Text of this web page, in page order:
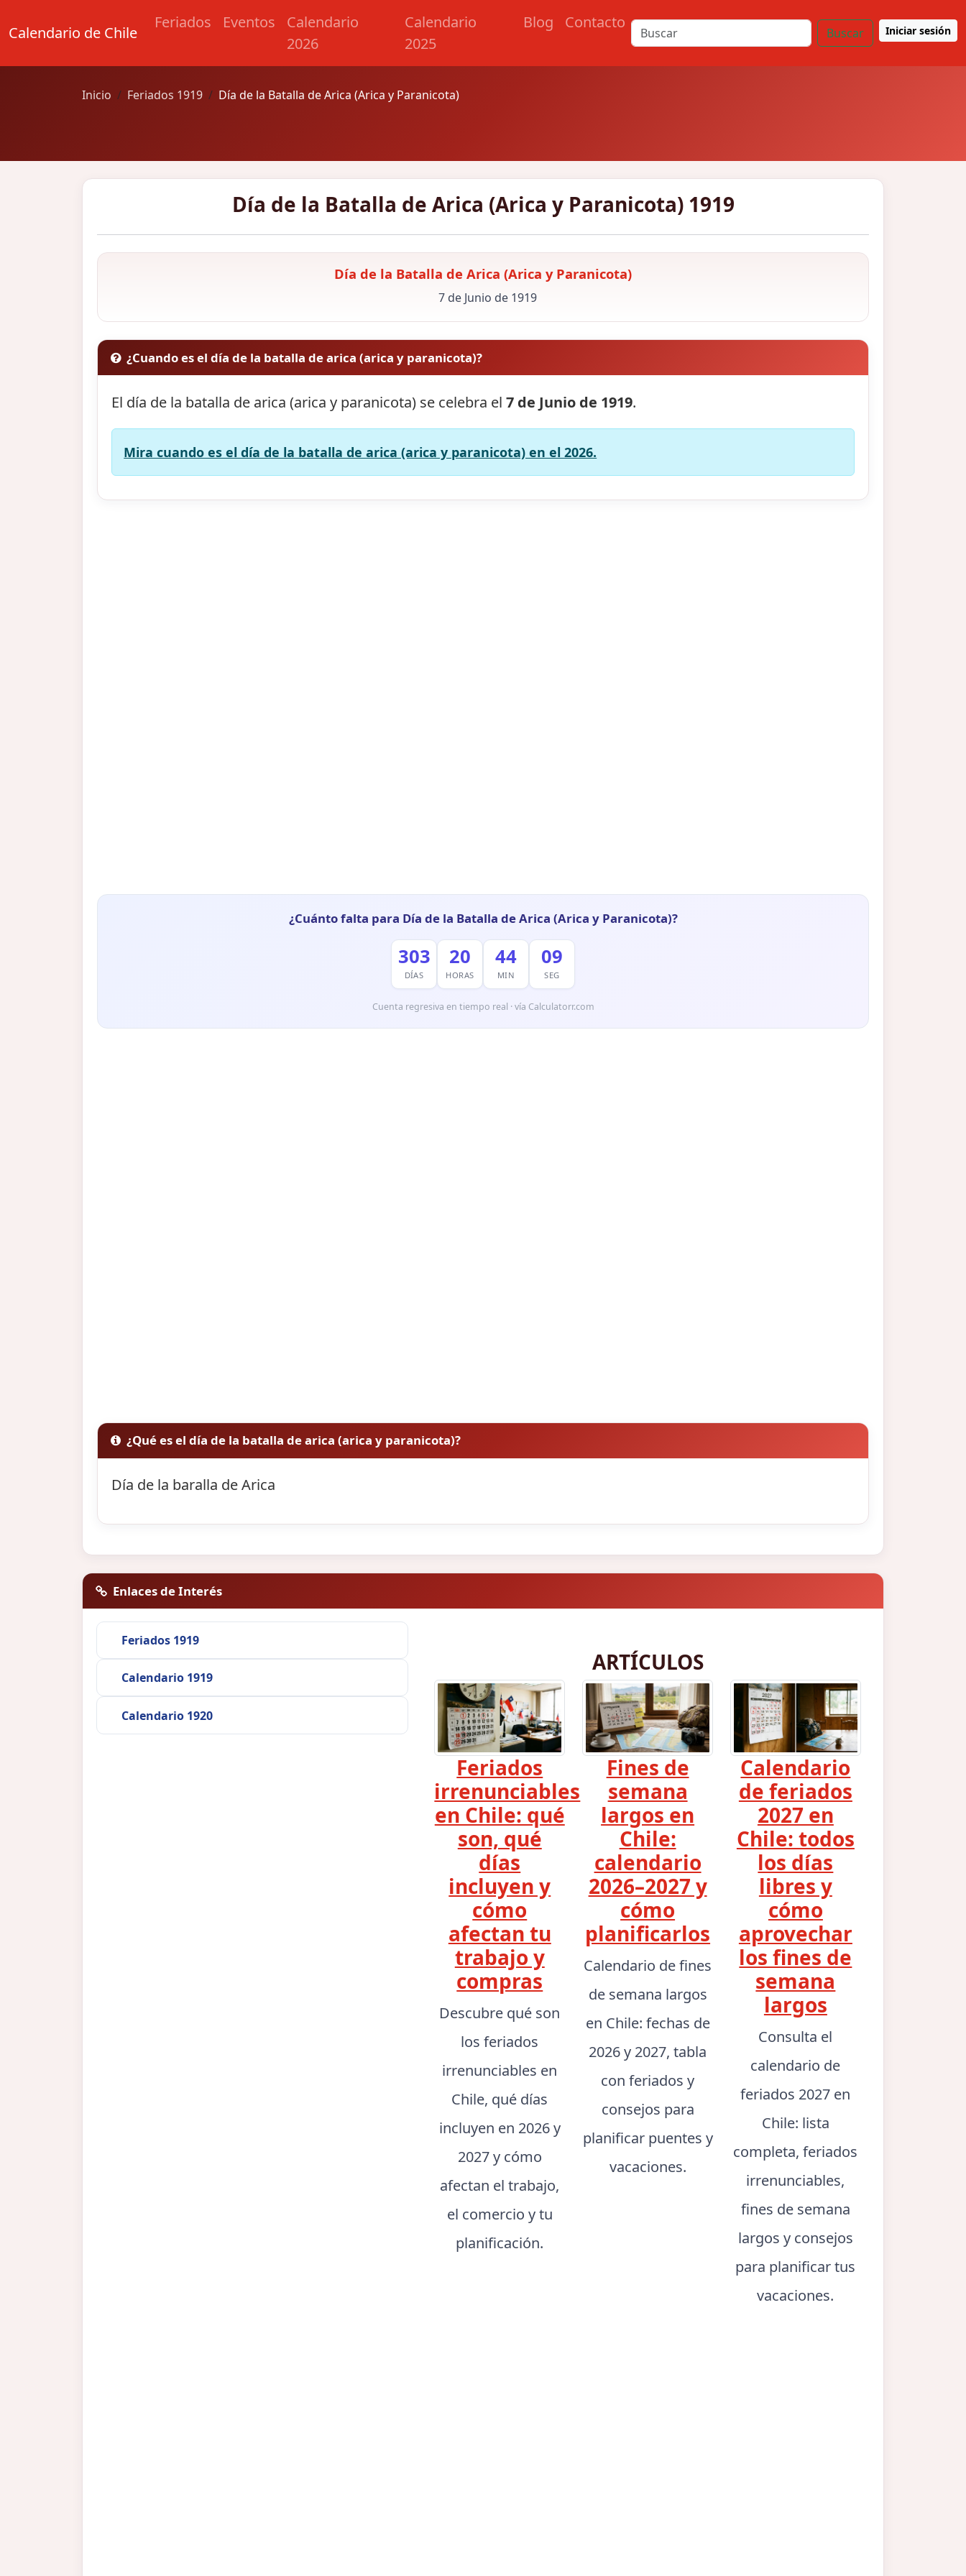
Calendario de Chile
Feriados Eventos
Calendario
2026
Calendario
2025
Blog Contacto
Buscar Iniciar sesión
Inicio Feriados 1919 Día de la Batalla de Arica (Arica y Paranicota)
Día de la Batalla de Arica (Arica y Paranicota) 1919
Día de la Batalla de Arica (Arica y Paranicota)
7 de Junio de 1919
¿Cuando es el día de la batalla de arica (arica y paranicota)?
El día de la batalla de arica (arica y paranicota) se celebra el7 de Junio de 1919.
Mira cuando es el día de la batalla de arica (arica y paranicota) en el 2026.
¿Cuánto falta para Día de la Batalla de Arica (Arica y Paranicota)?
303
DÍAS
20
HORAS
44
MIN
08
SEG
Cuenta regresiva en tiempo real · vía Calculatorr.com
¿Qué es el día de la batalla de arica (arica y paranicota)?
Día de la baralla de Arica
Enlaces de Interés
Feriados 1919
Calendario 1919
Calendario 1920
ARTÍCULOS
Feriados
irrenunciables
en Chile: qué
son, qué
días
incluyen y
cómo
afectan tu
trabajo y
compras
Descubre qué son
los feriados
irrenunciables en
Chile, qué días
incluyen en 2026 y
2027 y cómo
afectan el trabajo,
el comercio y tu
planificación.
Fines de
semana
largos en
Chile:
calendario
2026–2027 y
cómo
planificarlos
Calendario de fines
de semana largos
en Chile: fechas de
2026 y 2027, tabla
con feriados y
consejos para
planificar puentes y
vacaciones.
Calendario
de feriados
2027 en
Chile: todos
los días
libres y
cómo
aprovechar
los fines de
semana
largos
Consulta el
calendario de
feriados 2027 en
Chile: lista
completa, feriados
irrenunciables,
fines de semana
largos y consejos
para planificar tus
vacaciones.